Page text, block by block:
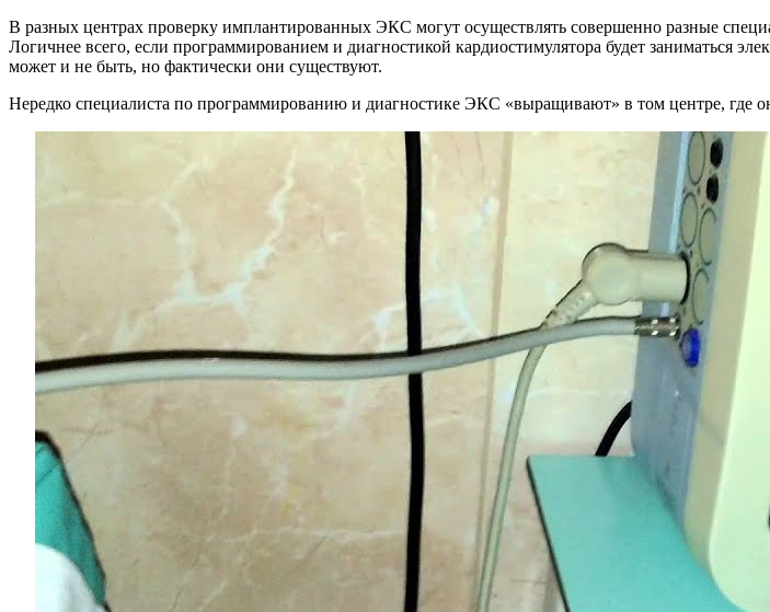
В разных центрах проверку имплантированных ЭКС могут осуществлять совершенно разные
Логичнее всего, если программированием и диагностикой кардиостимулятора будет заниматься
может и не быть, но фактически они существуют.
Нередко специалиста по программированию и диагностике ЭКС «выращивают» в том центре, где